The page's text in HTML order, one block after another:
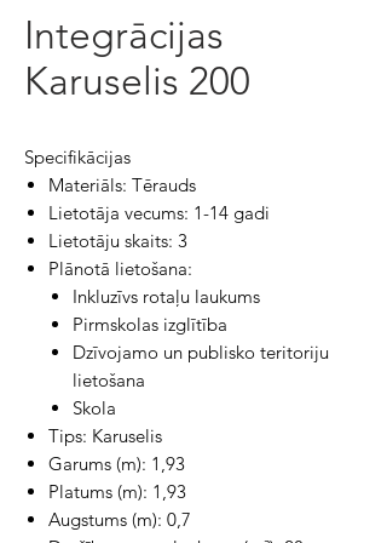
Integrācijas
Karuselis 200
Specifikācijas
Materiāls: Tērauds
Lietotāja vecums: 1-14 gadi
Lietotāju skaits: 3
Plānotā lietošana:
Inkluzīvs rotaļu laukums
Pirmskolas izglītība
Dzīvojamo un publisko teritoriju
lietošana
Skola
Tips: Karuselis
Garums (m): 1,93
Platums (m): 1,93
Augstums (m): 0,7